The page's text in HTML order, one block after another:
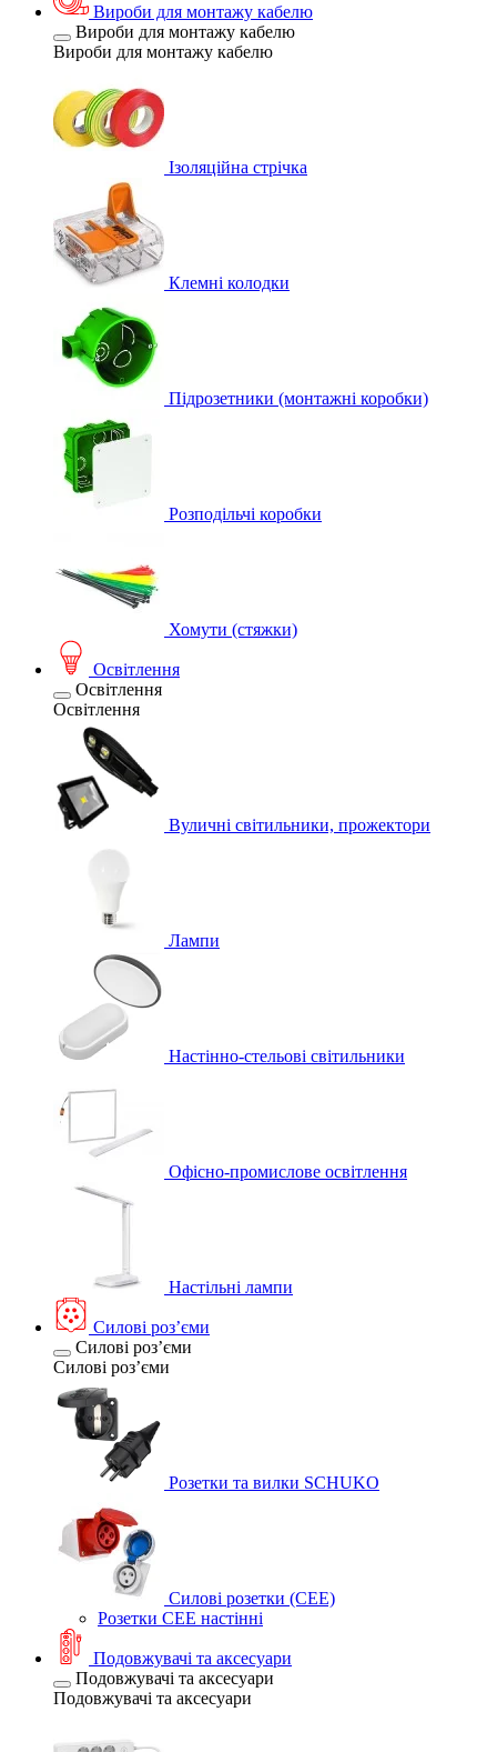
Вироби для монтажу кабелю
Вироби для монтажу кабелю
Вироби для монтажу кабелю
Ізоляційна стрічка
Клемні колодки
Підрозетники (монтажні коробки)
Розподільчі коробки
Хомути (стяжки)
Освітлення
Освітлення
Освітлення
Вуличні світильники, прожектори
Лампи
Настінно-стельові світильники
Офісно-промислове освітлення
Настільні лампи
Силові розʼєми
Силові розʼєми
Силові розʼєми
Розетки та вилки SCHUKO
Силові розетки (CEE)
Розетки CEE настінні
Подовжувачі та аксесуари
Подовжувачі та аксесуари
Подовжувачі та аксесуари